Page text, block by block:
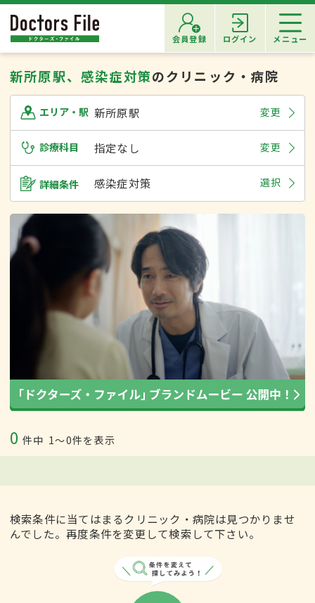
会員登録 ログイン メニュー
新所原駅、感染症対策のクリニック・病院
エリア・駅 新所原駅 変更
診療科目 指定なし 変更
詳細条件 感染症対策 選択
0 件中 1〜0件を表示
検索条件に当てはまるクリニック・病院は見つかりませ
んでした。再度条件を変更して検索して下さい。